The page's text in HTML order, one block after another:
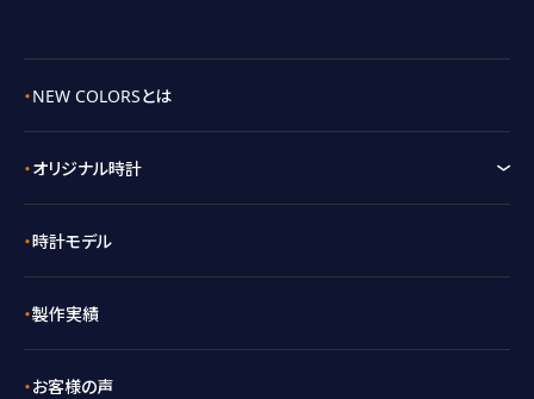
NEW COLORSとは
オリジナル時計
時計モデル
製作実績
お客様の声